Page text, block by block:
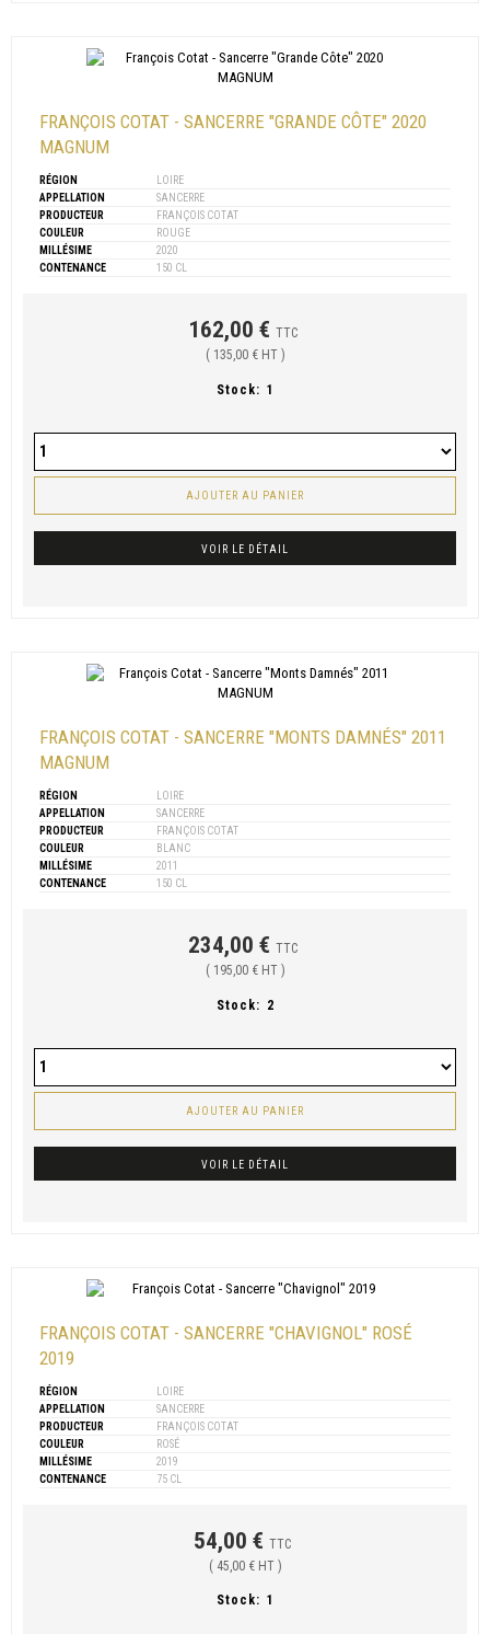
FRANÇOIS COTAT - SANCERRE "GRANDE CÔTE" 2020
MAGNUM
RÉGION
LOIRE
APPELLATION
SANCERRE
PRODUCTEUR
FRANÇOIS COTAT
COULEUR
ROUGE
MILLÉSIME
2020
CONTENANCE
150 CL
162,00 € TTC
( 135,00 € HT )
Stock: 1
AJOUTER AU PANIER
VOIR LE DÉTAIL
FRANÇOIS COTAT - SANCERRE "MONTS DAMNÉS" 2011
MAGNUM
RÉGION
LOIRE
APPELLATION
SANCERRE
PRODUCTEUR
FRANÇOIS COTAT
COULEUR
BLANC
MILLÉSIME
2011
CONTENANCE
150 CL
234,00 € TTC
( 195,00 € HT )
Stock: 2
AJOUTER AU PANIER
VOIR LE DÉTAIL
FRANÇOIS COTAT - SANCERRE "CHAVIGNOL" ROSÉ
2019
RÉGION
LOIRE
APPELLATION
SANCERRE
PRODUCTEUR
FRANÇOIS COTAT
COULEUR
ROSÉ
MILLÉSIME
2019
CONTENANCE
75 CL
54,00 € TTC
( 45,00 € HT )
Stock: 1